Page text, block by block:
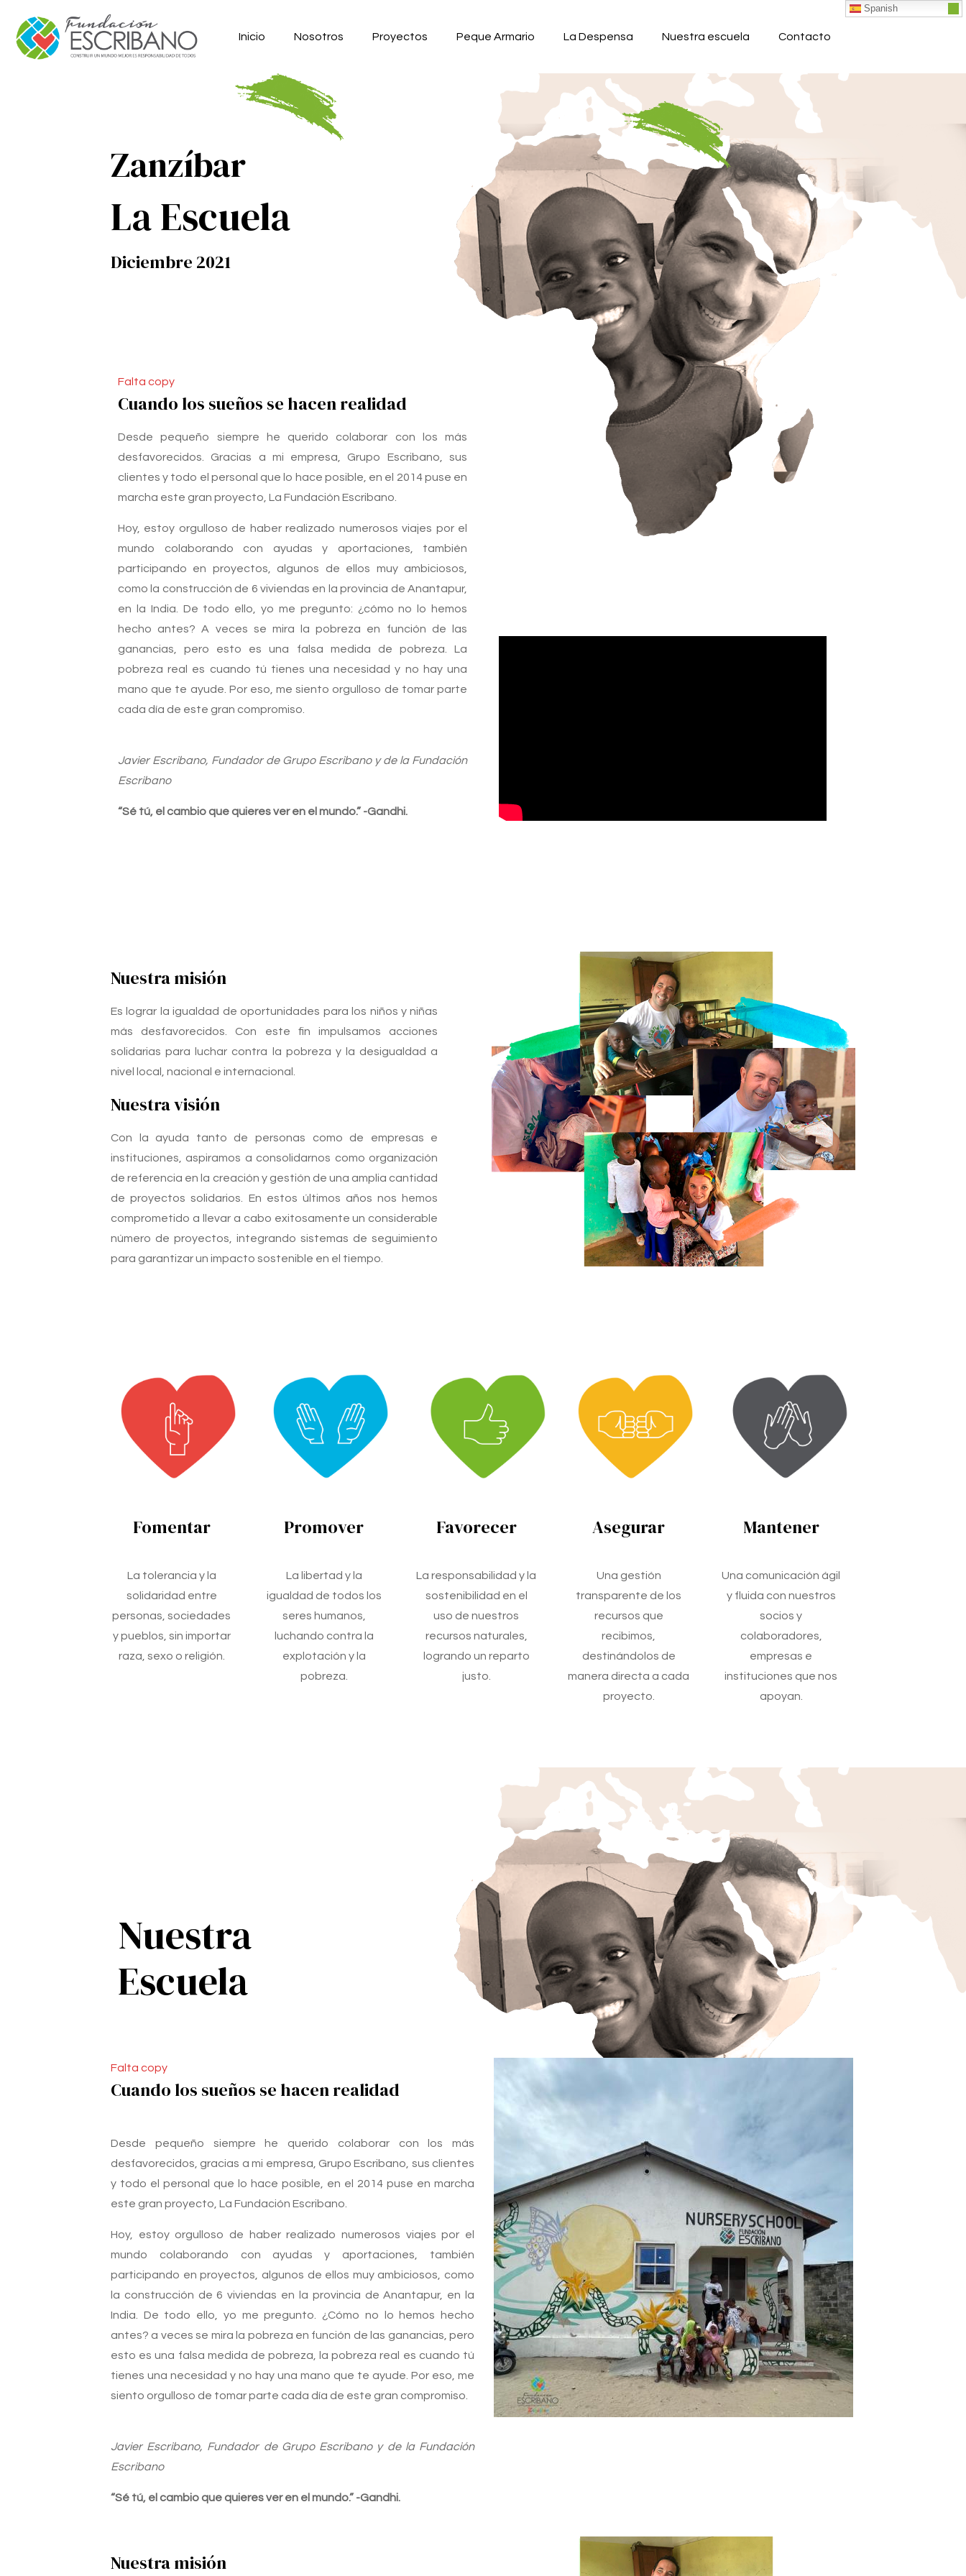
Inicio Nosotros Proyectos Peque Armario La Despensa Nuestra escuela Contacto
Spanish
Zanzíbar
La Escuela
Diciembre 2021
Falta copy
Cuando los sueños se hacen realidad
Desde pequeño siempre he querido colaborar con los más
desfavorecidos. Gracias a mi empresa, Grupo Escribano, sus
clientes y todo el personal que lo hace posible, en el 2014 puse en
marcha este gran proyecto, La Fundación Escribano.
Hoy, estoy orgulloso de haber realizado numerosos viajes por el
mundo colaborando con ayudas y aportaciones, también
participando en proyectos, algunos de ellos muy ambiciosos,
como la construcción de 6 viviendas en la provincia de Anantapur,
en la India. De todo ello, yo me pregunto: ¿cómo no lo hemos
hecho antes? A veces se mira la pobreza en función de las
ganancias, pero esto es una falsa medida de pobreza. La
pobreza real es cuando tú tienes una necesidad y no hay una
mano que te ayude. Por eso, me siento orgulloso de tomar parte
cada día de este gran compromiso.
Javier Escribano, Fundador de Grupo Escribano y de la Fundación
Escribano
“Sé tú, el cambio que quieres ver en el mundo.” -Gandhi.
Nuestra misión
Es lograr la igualdad de oportunidades para los niños y niñas
más desfavorecidos. Con este fin impulsamos acciones
solidarias para luchar contra la pobreza y la desigualdad a
nivel local, nacional e internacional.
Nuestra visión
Con la ayuda tanto de personas como de empresas e
instituciones, aspiramos a consolidarnos como organización
de referencia en la creación y gestión de una amplia cantidad
de proyectos solidarios. En estos últimos años nos hemos
comprometido a llevar a cabo exitosamente un considerable
número de proyectos, integrando sistemas de seguimiento
para garantizar un impacto sostenible en el tiempo.
Fomentar
La tolerancia y la
solidaridad entre
personas, sociedades
y pueblos, sin importar
raza, sexo o religión.
Promover
La libertad y la
igualdad de todos los
seres humanos,
luchando contra la
explotación y la
pobreza.
Favorecer
La responsabilidad y la
sostenibilidad en el
uso de nuestros
recursos naturales,
logrando un reparto
justo.
Asegurar
Una gestión
transparente de los
recursos que
recibimos,
destinándolos de
manera directa a cada
proyecto.
Mantener
Una comunicación ágil
y fluida con nuestros
socios y
colaboradores,
empresas e
instituciones que nos
apoyan.
Nuestra
Escuela
Falta copy
Cuando los sueños se hacen realidad
Desde pequeño siempre he querido colaborar con los más
desfavorecidos, gracias a mi empresa, Grupo Escribano, sus clientes
y todo el personal que lo hace posible, en el 2014 puse en marcha
este gran proyecto, La Fundación Escribano.
Hoy, estoy orgulloso de haber realizado numerosos viajes por el
mundo colaborando con ayudas y aportaciones, también
participando en proyectos, algunos de ellos muy ambiciosos, como
la construcción de 6 viviendas en la provincia de Anantapur, en la
India. De todo ello, yo me pregunto. ¿Cómo no lo hemos hecho
antes? a veces se mira la pobreza en función de las ganancias, pero
esto es una falsa medida de pobreza, la pobreza real es cuando tú
tienes una necesidad y no hay una mano que te ayude. Por eso, me
siento orgulloso de tomar parte cada día de este gran compromiso.
Javier Escribano, Fundador de Grupo Escribano y de la Fundación
Escribano
“Sé tú, el cambio que quieres ver en el mundo.” -Gandhi.
Nuestra misión